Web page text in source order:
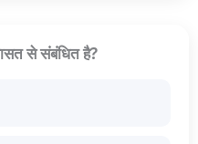
से संबंधित है?